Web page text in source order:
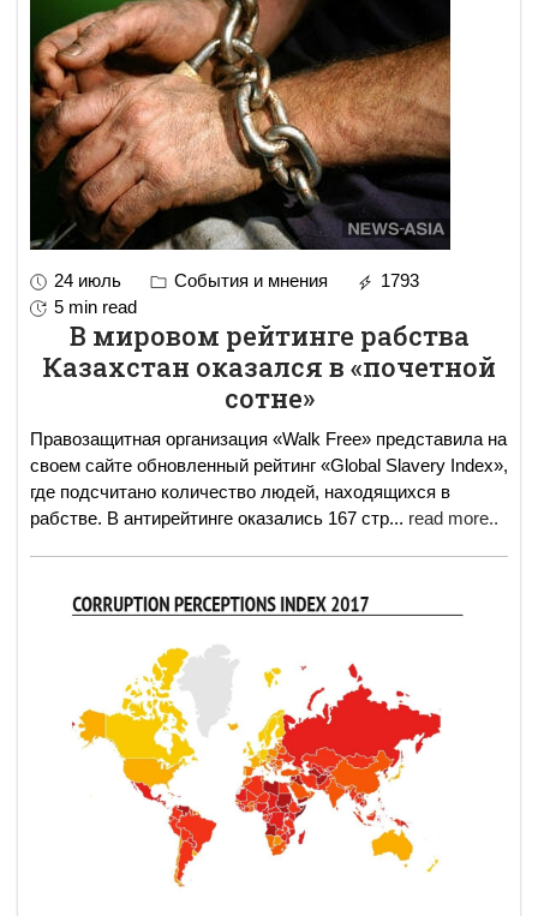
24 июль События и мнения
1793
5 min read
В мировом рейтинге рабства
Казахстан оказался в «почетной
сотне»
Правозащитная организация «Walk Free» представила на
своем сайте обновленный рейтинг «Global Slavery Index»,
где подсчитано количество людей, находящихся в
рабстве. В антирейтинге оказались 167 стр... read more..